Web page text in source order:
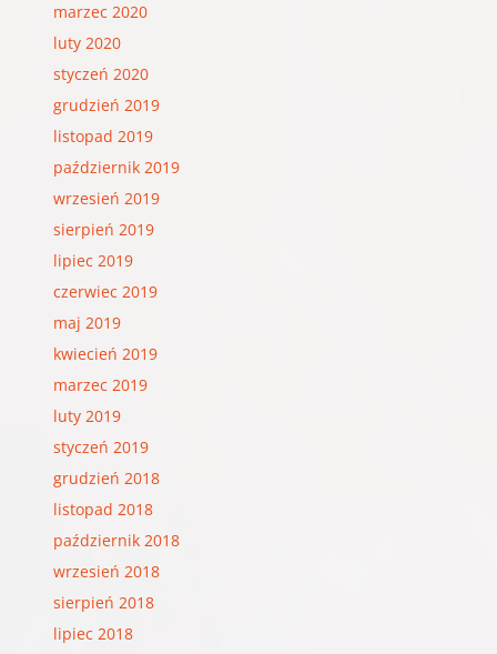
marzec 2020
luty 2020
styczeń 2020
grudzień 2019
listopad 2019
październik 2019
wrzesień 2019
sierpień 2019
lipiec 2019
czerwiec 2019
maj 2019
kwiecień 2019
marzec 2019
luty 2019
styczeń 2019
grudzień 2018
listopad 2018
październik 2018
wrzesień 2018
sierpień 2018
lipiec 2018